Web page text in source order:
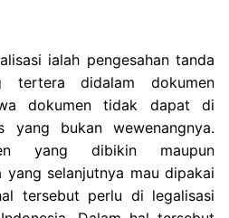
ialah pengesahan tanda
tertera didalam dokumen
dokumen tidak dapat di
yang bukan wewenangnya.
yang dibikin maupun
selanjutnya mau dipakai
tersebut perlu di legalisasi